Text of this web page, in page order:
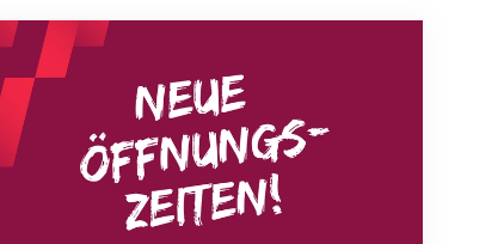
Empfangszeiten ab 1. August 2026